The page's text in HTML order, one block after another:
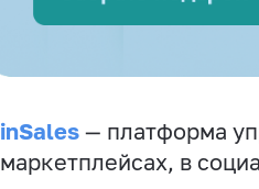
inSales — платформа
маркетплейсах, в